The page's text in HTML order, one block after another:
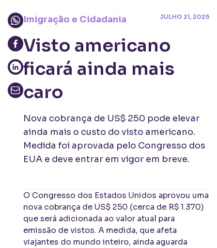
Imigração e Cidadania JULHO 21, 2025
Visto americano
ficará ainda mais
caro
Nova cobrança de US$ 250 pode elevar
ainda mais o custo do visto americano.
Medida foi aprovada pelo Congresso dos
EUA e deve entrar em vigor em breve.
O Congresso dos Estados Unidos aprovou uma
nova cobrança de US$ 250 (cerca de R$ 1.370)
que será adicionada ao valor atual para
emissão de vistos. A medida, que afeta
viajantes do mundo inteiro, ainda aguarda